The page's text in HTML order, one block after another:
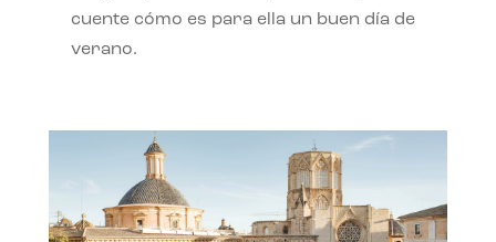
cuente cómo es para ella un buen día de
verano.